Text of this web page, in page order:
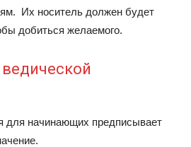
Их носитель должен будет
добиться желаемого.
для начинающих предписывает